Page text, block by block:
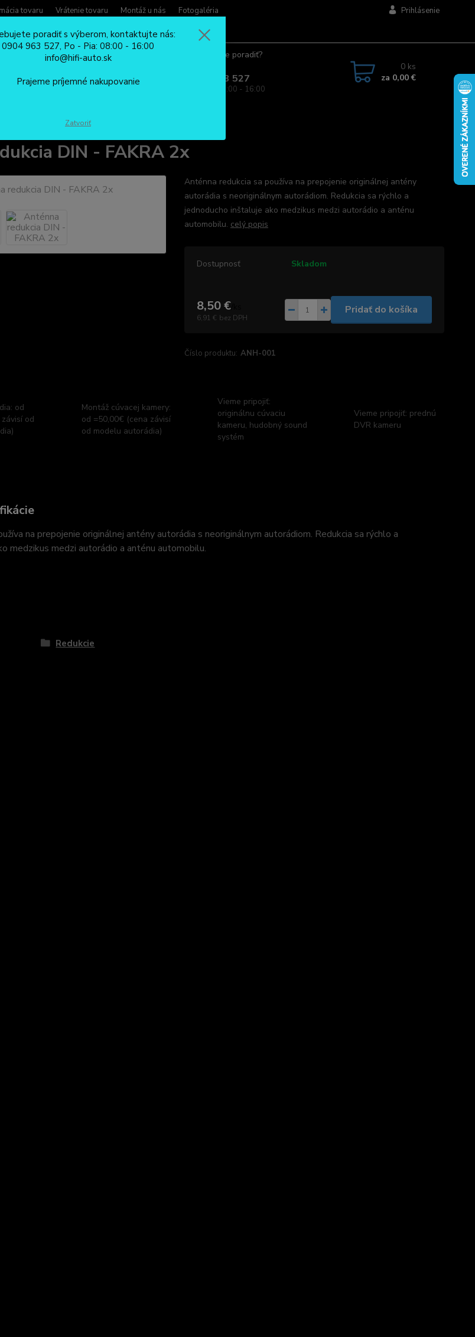
tovaru Vrátenie tovaru Montáž u nás
Fotogaléria
Prihlásenie
Potrebujete poradiť?
0904 963 527
Po - Pia: 08:00 - 16:00
0 ks
za 0,00 €
Anténna redukcia DIN - FAKRA 2x
DIN - FAKRA 2x
Anténna redukcia sa používa na prepojenie originálnej antény
autorádia s neoriginálnym autorádiom. Redukcia sa rýchlo a
jednoducho inštaluje ako medzikus medzi autorádio a anténu
automobilu. celý popis
Dostupnosť Skladom
8,50 €/
6,91 € bez DPH
Pridať do košíka
Číslo produktu: ANH-001
od
od
Montáž cúvacej kamery:
od =50,00€ (cena závisí
od modelu autorádia)
Vieme pripojiť:
originálnu cúvaciu
kameru, hudobný sound
systém
Vieme pripojiť: prednú
DVR kameru
na prepojenie originálnej antény autorádia s neoriginálnym autorádiom. Redukcia sa rýchlo a
medzikus medzi autorádio a anténu automobilu.
Redukcie
poradiť s výberom, kontaktujte nás:
0904 963 527, Po - Pia: 08:00 - 16:00
info@hifi-auto.sk
Prajeme príjemné nakupovanie
Zatvoriť